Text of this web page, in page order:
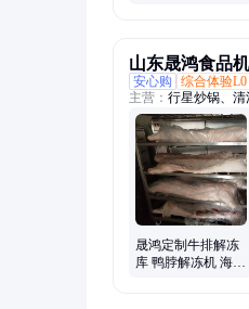
山东晟鸿食品
安心购
综合体验L0
主营： 行星炒锅、
晟鸿定制牛排解冻
库 鸭脖解冻机 海鲜